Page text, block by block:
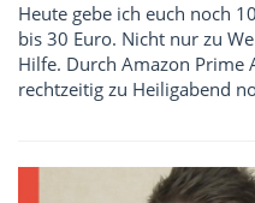
Heute gebe ich euch noch
bis 30 Euro. Nicht nur zu
Hilfe. Durch Amazon Prime
rechtzeitig zu Heiligabend